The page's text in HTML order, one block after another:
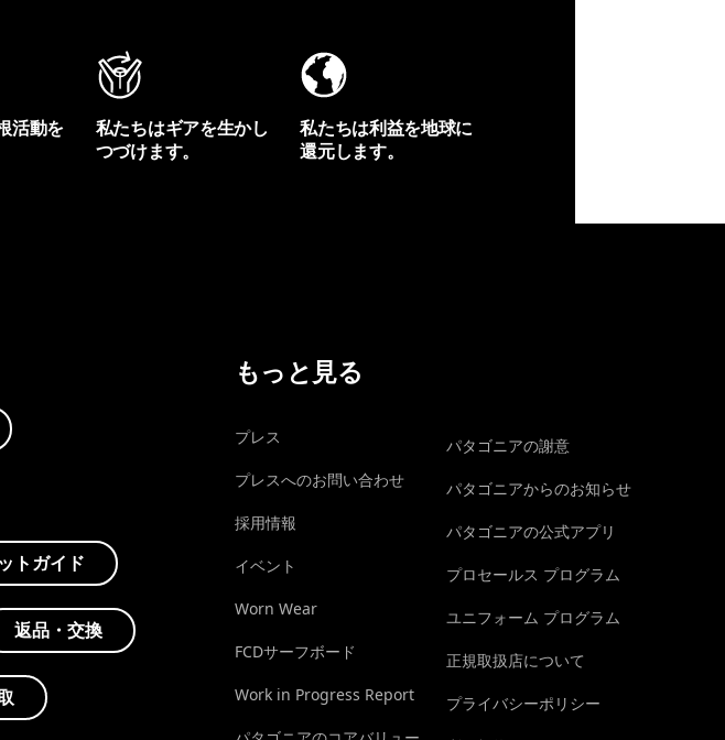
活動を
私たちはギアを生かし
つづけます。
私たちは利益を地球に
還元します。
トガイド
返品・交換
もっと見る
プレス
プレスへのお問い合わせ
採用情報
イベント
Worn Wear
FCDサーフボード
Work in Progress Report
パタゴニアの謝意
パタゴニアからのお知らせ
パタゴニアの公式アプリ
プロセールス プログラム
ユニフォーム プログラム
正規取扱店について
プライバシーポリシー